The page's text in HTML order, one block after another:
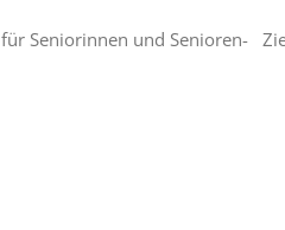
Seniorinnen und Senioren-